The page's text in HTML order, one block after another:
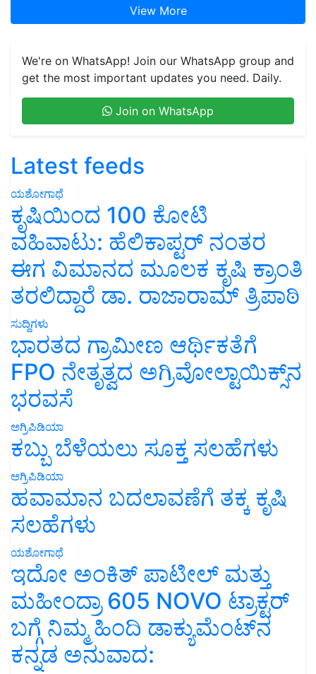
View More
We're on WhatsApp! Join our WhatsApp group and
get the most important updates you need. Daily.
Join on WhatsApp
Latest feeds
ಯಶೋಗಾಥೆ
ಕೃಷಿಯಿಂದ 100 ಕೋಟಿ
ವಹಿವಾಟು: ಹೆಲಿಕಾಪ್ಟರ್ ನಂತರ
ಈಗ ವಿಮಾನದ ಮೂಲಕ ಕೃಷಿ ಕ್ರಾಂತಿ
ತರಲಿದ್ದಾರೆ ಡಾ. ರಾಜಾರಾಮ್ ತ್ರಿಪಾಠಿ
ಸುದ್ದಿಗಳು
ಭಾರತದ ಗ್ರಾಮೀಣ ಆರ್ಥಿಕತೆಗೆ
FPO ನೇತೃತ್ವದ ಅಗ್ರಿವೋಲ್ಟಾಯಿಕ್ಸ್‌ನ
ಭರವಸೆ
ಅಗ್ರಿಪಿಡಿಯಾ
ಕಬ್ಬು ಬೆಳೆಯಲು ಸೂಕ್ತ ಸಲಹೆಗಳು
ಅಗ್ರಿಪಿಡಿಯಾ
ಹವಾಮಾನ ಬದಲಾವಣೆಗೆ ತಕ್ಕ ಕೃಷಿ
ಸಲಹೆಗಳು
ಯಶೋಗಾಥೆ
ಇದೋ ಅಂಕಿತ್ ಪಾಟೀಲ್ ಮತ್ತು
ಮಹೀಂದ್ರಾ 605 NOVO ಟ್ರಾಕ್ಟರ್
ಬಗ್ಗೆ ನಿಮ್ಮ ಹಿಂದಿ ಡಾಕ್ಯುಮೆಂಟ್‌ನ
ಕನ್ನಡ ಅನುವಾದ: